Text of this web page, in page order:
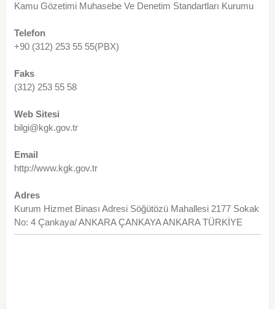
Kamu Gözetimi Muhasebe Ve Denetim Standartları Kurumu
Telefon
+90 (312) 253 55 55(PBX)
Faks
(312) 253 55 58
Web Sitesi
bilgi@kgk.gov.tr
Email
http://www.kgk.gov.tr
Adres
Kurum Hizmet Binası Adresi Söğütözü Mahallesi 2177 Sokak
No: 4 Çankaya/ ANKARA ÇANKAYA ANKARA TÜRKİYE